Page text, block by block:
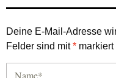
Deine E-Mail-Adresse
Felder sind mit* markiert